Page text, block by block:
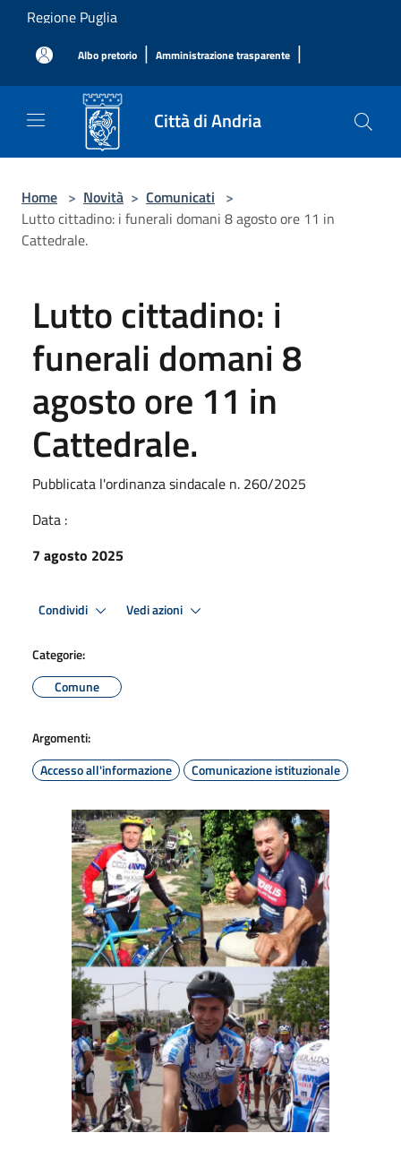
Salta al contenuto principale
Regione Puglia
Albo pretorio | Amministrazione trasparente |
Città di Andria
Home > Novità > Comunicati >
Lutto cittadino: i funerali domani 8 agosto ore 11 in
Cattedrale.
Lutto cittadino: i
funerali domani 8
agosto ore 11 in
Cattedrale.
Pubblicata l'ordinanza sindacale n. 260/2025
Data :
7 agosto 2025
Condividi Vedi azioni
Categorie:
Comune
Argomenti:
Accesso all'informazione
Comunicazione istituzionale